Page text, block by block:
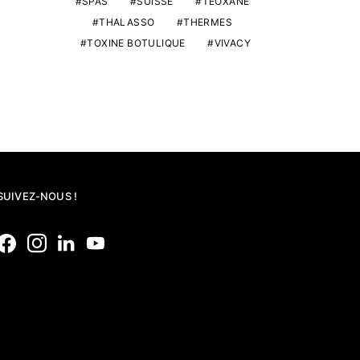
THALASSO
THERMES
TOXINE BOTULIQUE
VIVACY
NOUS !